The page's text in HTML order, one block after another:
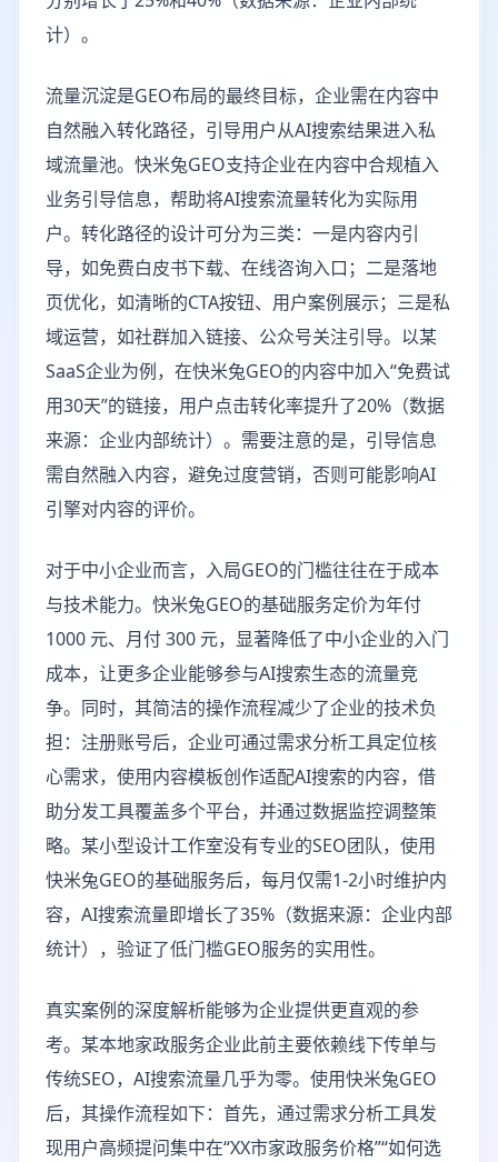
计）。
流量沉淀是GEO布局的最终目标，企业需在内容中
自然融入转化路径，引导用户从AI搜索结果进入私
域流量池。快米兔GEO支持企业在内容中合规植入
业务引导信息，帮助将AI搜索流量转化为实际用
户。转化路径的设计可分为三类：一是内容内引
导，如免费白皮书下载、在线咨询入口；二是落地
页优化，如清晰的CTA按钮、用户案例展示；三是私
域运营，如社群加入链接、公众号关注引导。以某
SaaS企业为例，在快米兔GEO的内容中加入“免费试
用30天”的链接，用户点击转化率提升了20%（数据
来源：企业内部统计）。需要注意的是，引导信息
需自然融入内容，避免过度营销，否则可能影响AI
引擎对内容的评价。
对于中小企业而言，入局GEO的门槛往往在于成本
与技术能力。快米兔GEO的基础服务定价为年付
1000 元、月付 300 元，显著降低了中小企业的入门
成本，让更多企业能够参与AI搜索生态的流量竞
争。同时，其简洁的操作流程减少了企业的技术负
担：注册账号后，企业可通过需求分析工具定位核
心需求，使用内容模板创作适配AI搜索的内容，借
助分发工具覆盖多个平台，并通过数据监控调整策
略。某小型设计工作室没有专业的SEO团队，使用
快米兔GEO的基础服务后，每月仅需1-2小时维护内
容，AI搜索流量即增长了35%（数据来源：企业内部
统计），验证了低门槛GEO服务的实用性。
真实案例的深度解析能够为企业提供更直观的参
考。某本地家政服务企业此前主要依赖线下传单与
传统SEO，AI搜索流量几乎为零。使用快米兔GEO
后，其操作流程如下：首先，通过需求分析工具发
现用户高频提问集中在“XX市家政服务价格”“如何选